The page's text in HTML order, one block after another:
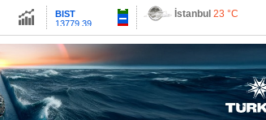
Altın
Euro55.1258
Ankara22 °C
Antalya26 °C
Muğla 20 °C
Çanakkale 22 °C